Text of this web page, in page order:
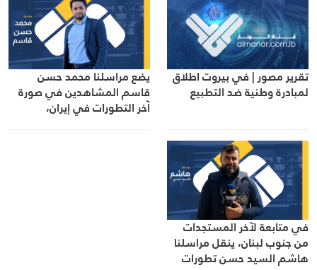
تقرير مصور | في بيروت اطلاق
لمبادرة وطنية ضد التطبيع
يضع مراسلنا محمد حسن
قاسم المشاهدين في صورة
آخر التطورات في إيران،
في متابعة لآخر المستجدات
من جنوب لبنان، ينقل مراسلنا
هاشم السيد حسن تطورات